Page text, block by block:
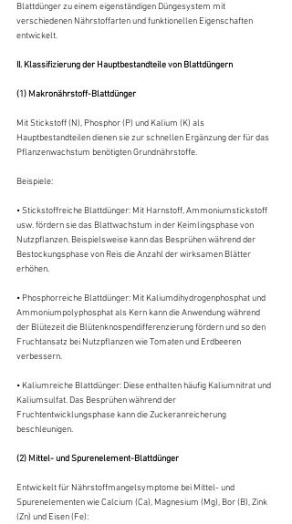
Blattdünger zu einem eigenständigen Düngesystem mit
verschiedenen Nährstoffarten und funktionellen Eigenschaften
entwickelt.
II. Klassifizierung der Hauptbestandteile von Blattdüngern
(1) Makronährstoff-Blattdünger
Mit Stickstoff (N), Phosphor (P) und Kalium (K) als
Hauptbestandteilen dienen sie zur schnellen Ergänzung der für das
Pflanzenwachstum benötigten Grundnährstoffe.
Beispiele:
• Stickstoffreiche Blattdünger: Mit Harnstoff, Ammoniumstickstoff
usw. fördern sie das Blattwachstum in der Keimlingsphase von
Nutzpflanzen. Beispielsweise kann das Besprühen während der
Bestockungsphase von Reis die Anzahl der wirksamen Blätter
erhöhen.
• Phosphorreiche Blattdünger: Mit Kaliumdihydrogenphosphat und
Ammoniumpolyphosphat als Kern kann die Anwendung während
der Blütezeit die Blütenknospendifferenzierung fördern und so den
Fruchtansatz bei Nutzpflanzen wie Tomaten und Erdbeeren
verbessern.
• Kaliumreiche Blattdünger: Diese enthalten häufig Kaliumnitrat und
Kaliumsulfat. Das Besprühen während der
Fruchtentwicklungsphase kann die Zuckeranreicherung
beschleunigen.
(2) Mittel- und Spurenelement-Blattdünger
Entwickelt für Nährstoffmangelsymptome bei Mittel- und
Spurenelementen wie Calcium (Ca), Magnesium (Mg), Bor (B), Zink
(Zn) und Eisen (Fe):